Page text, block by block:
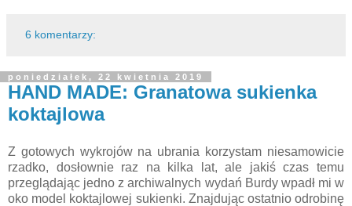
6 komentarzy:
poniedziałek, 22 kwietnia 2019
HAND MADE: Granatowa sukienka
koktajlowa
Z gotowych wykrojów na ubrania korzystam niesamowicie
rzadko, dosłownie raz na kilka lat, ale jakiś czas temu
przeglądając jedno z archiwalnych wydań Burdy wpadł mi w
oko model koktajlowej sukienki. Znajdując ostatnio odrobinę